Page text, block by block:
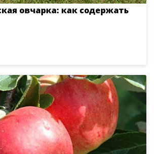
овчарка: как содержать